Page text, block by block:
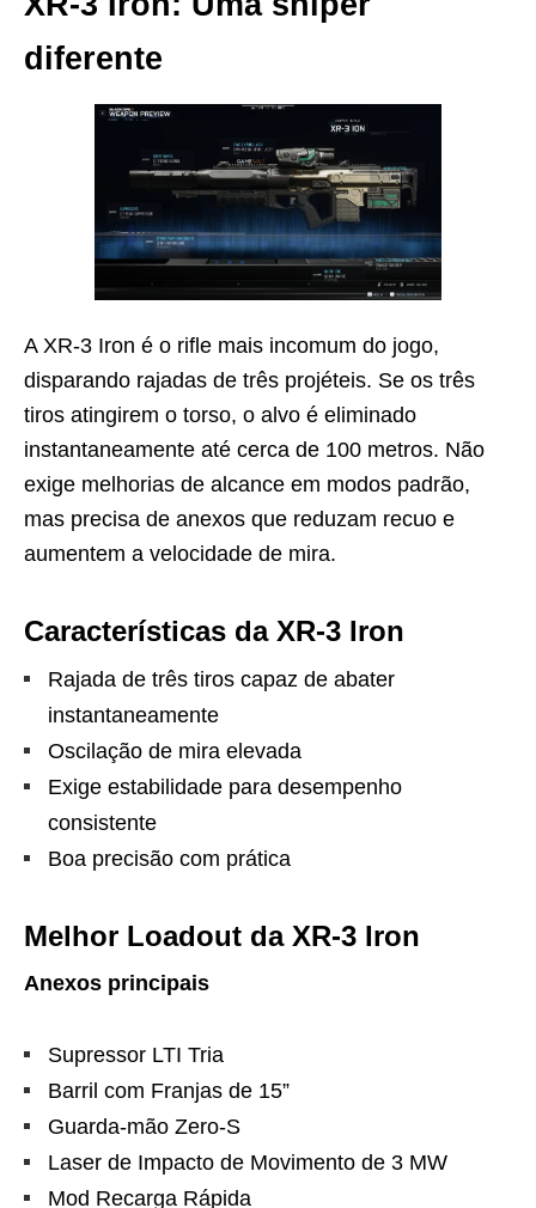
diferente
A XR-3 Iron é o rifle mais incomum do jogo,
disparando rajadas de três projéteis. Se os três
tiros atingirem o torso, o alvo é eliminado
instantaneamente até cerca de 100 metros. Não
exige melhorias de alcance em modos padrão,
mas precisa de anexos que reduzam recuo e
aumentem a velocidade de mira.
Características da XR-3 Iron
Rajada de três tiros capaz de abater
instantaneamente
Oscilação de mira elevada
Exige estabilidade para desempenho
consistente
Boa precisão com prática
Melhor Loadout da XR-3 Iron
Anexos principais
Supressor LTI Tria
Barril com Franjas de 15”
Guarda-mão Zero-S
Laser de Impacto de Movimento de 3 MW
Mod Recarga Rápida